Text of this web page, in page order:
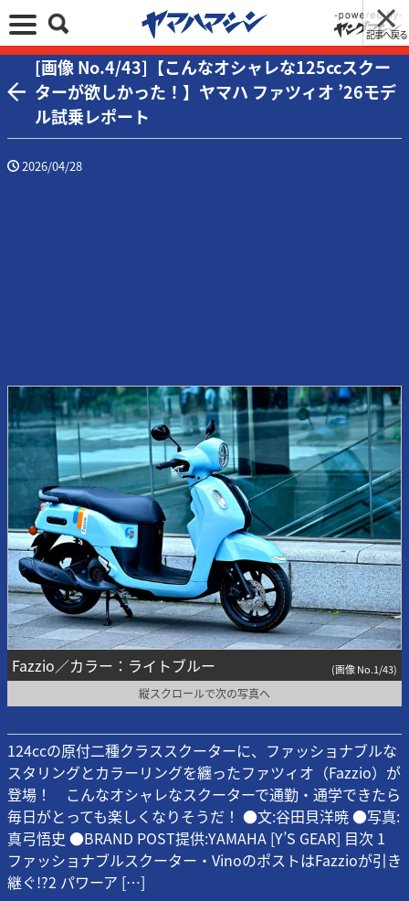
記事へ戻る
[画像 No.4/43]【こんなオシャレな125ccスクー
ターが欲しかった！】ヤマハ ファツィオ ’26モデ
ル試乗レポート
2026/04/28
Fazzio／カラー：ライトブルー (画像 No.1/43)
縦スクロールで次の写真へ
124ccの原付二種クラススクーターに、ファッショナブルな
スタリングとカラーリングを纏ったファツィオ（Fazzio）が
登場！ こんなオシャレなスクーターで通勤・通学できたら
毎日がとっても楽しくなりそうだ！ ●文:谷田貝洋暁 ●写真:
真弓悟史 ●BRAND POST提供:YAMAHA [Y’S GEAR] 目次 1
ファッショナブルスクーター・VinoのポストはFazzioが引き
継ぐ!?2 パワーア […]